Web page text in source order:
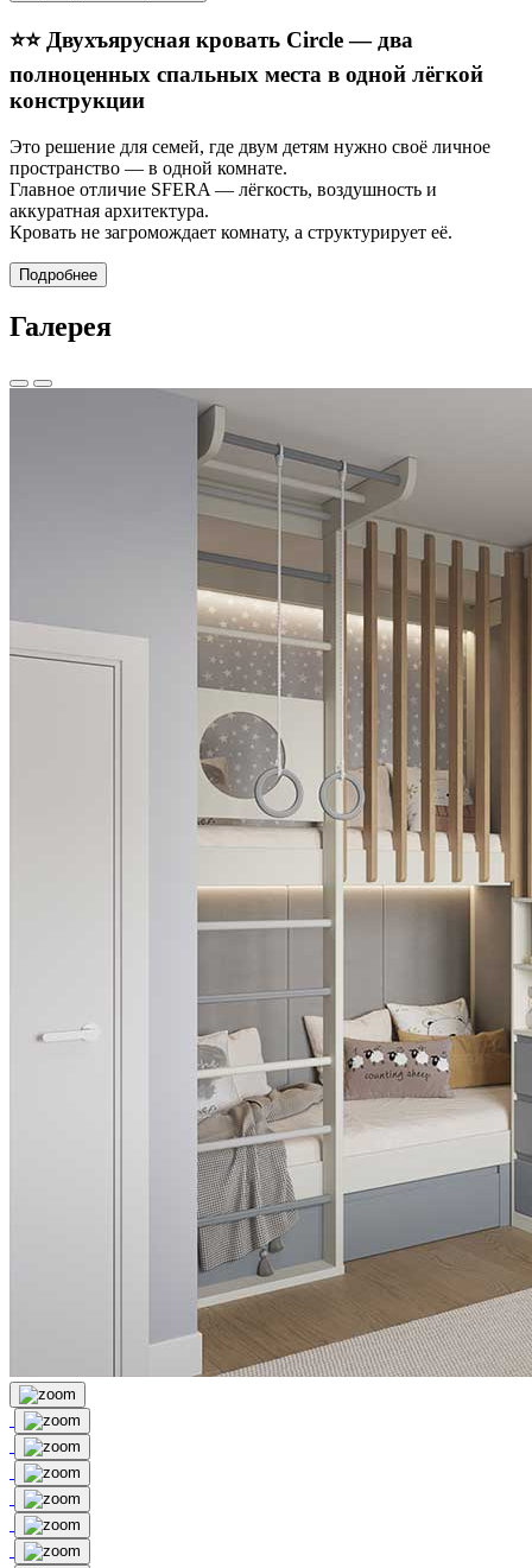
⭐⭐ Двухъярусная кровать Circle — два
полноценных спальных места в одной лёгкой
конструкции
Это решение для семей, где двум детям нужно своё личное
пространство — в одной комнате.
Главное отличие SFERA — лёгкость, воздушность и
аккуратная архитектура.
Кровать не загромождает комнату, а структурирует её.
Подробнее
Галерея